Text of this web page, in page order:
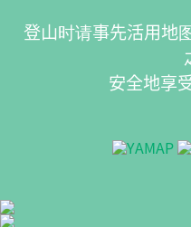
登山时请事先活用地
安全地享